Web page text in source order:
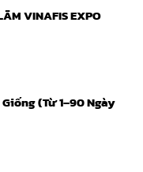
VINAFIS EXPO
(Từ 1–90 Ngày